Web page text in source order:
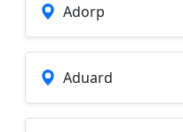
Adorp
Aduard